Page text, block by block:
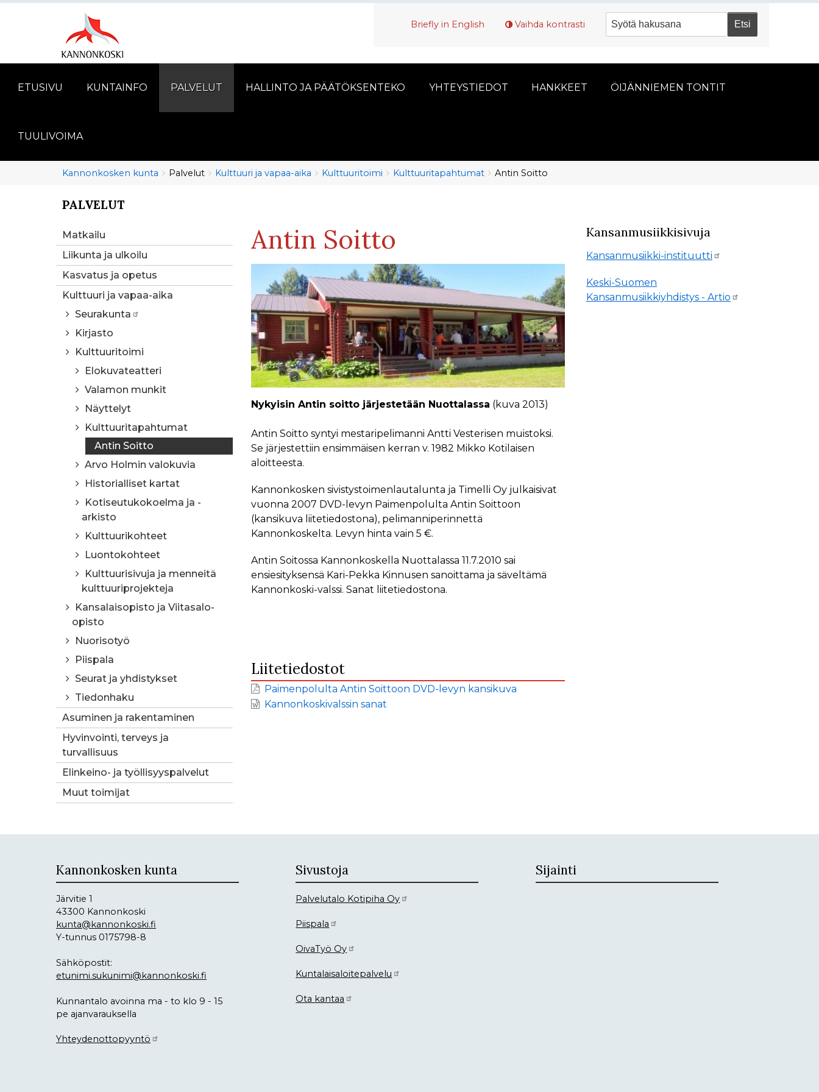
Briefly in English Vaihda kontrasti
ETUSIVU KUNTAINFO PALVELUT HALLINTO JA PÄÄTÖKSENTEKO YHTEYSTIEDOT HANKKEET ÖIJÄNNIEMEN TONTIT
TUULIVOIMA
Murupolku
You
here:
Kannonkosken kunta Palvelut Kulttuuri ja vapaa-aika Kulttuuritoimi Kulttuuritapahtumat Antin Soitto
You
here:
PALVELUT
Matkailu
Liikunta ja ulkoilu
Kasvatus ja opetus
Kulttuuri ja vapaa-aika
Seurakunta
Kirjasto
Kulttuuritoimi
Elokuvateatteri
Valamon munkit
Näyttelyt
Kulttuuritapahtumat
Antin Soitto
Arvo Holmin valokuvia
Historialliset kartat
Kotiseutukokoelma ja -
arkisto
Kulttuurikohteet
Luontokohteet
Kulttuurisivuja ja menneitä
kulttuuriprojekteja
Kansalaisopisto ja Viitasalo-
opisto
Nuorisotyö
Piispala
Seurat ja yhdistykset
Tiedonhaku
Asuminen ja rakentaminen
Hyvinvointi, terveys ja
turvallisuus
Elinkeino- ja työllisyyspalvelut
Muut toimijat
Antin Soitto
Nykyisin Antin soitto järjestetään Nuottalassa (kuva 2013)
Antin Soitto syntyi mestaripelimanni Antti Vesterisen muistoksi.
Se järjestettiin ensimmäisen kerran v. 1982 Mikko Kotilaisen
aloitteesta.
Kannonkosken sivistystoimenlautalunta ja Timelli Oy julkaisivat
vuonna 2007 DVD-levyn Paimenpolulta Antin Soittoon
(kansikuva liitetiedostona), pelimanniperinnettä
Kannonkoskelta. Levyn hinta vain 5 €.
Antin Soitossa Kannonkoskella Nuottalassa 11.7.2010 sai
ensiesityksensä Kari-Pekka Kinnusen sanoittama ja säveltämä
Kannonkoski-valssi. Sanat liitetiedostona.
Liitetiedostot
Paimenpolulta Antin Soittoon DVD-levyn kansikuva
Kannonkoskivalssin sanat
Kansanmusiikkisivuja
Kansanmusiikki-instituutti
Keski-Suomen
Kansanmusiikkiyhdistys - Artio
Kannonkosken kunta
Järvitie 1
43300 Kannonkoski
kunta@kannonkoski.fi
Y-tunnus 0175798-8
Sähköpostit:
etunimi.sukunimi@kannonkoski.fi
Kunnantalo avoinna ma - to klo 9 - 15
pe ajanvarauksella
Yhteydenottopyyntö
Sivustoja
Palvelutalo Kotipiha Oy
Piispala
OivaTyö Oy
Kuntalaisaloitepalvelu
Ota kantaa
Sijainti